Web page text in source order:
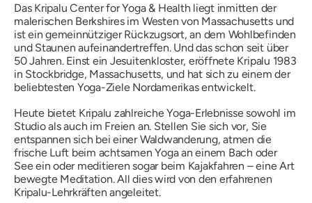
Das Kripalu Center for Yoga & Health liegt inmitten der
malerischen Berkshires im Westen von Massachusetts und
ist ein gemeinnütziger Rückzugsort, an dem Wohlbefinden
und Staunen aufeinandertreffen. Und das schon seit über
50 Jahren. Einst ein Jesuitenkloster, eröffnete Kripalu 1983
in Stockbridge, Massachusetts, und hat sich zu einem der
beliebtesten Yoga-Ziele Nordamerikas entwickelt.
Heute bietet Kripalu zahlreiche Yoga-Erlebnisse sowohl im
Studio als auch im Freien an. Stellen Sie sich vor, Sie
entspannen sich bei einer Waldwanderung, atmen die
frische Luft beim achtsamen Yoga an einem Bach oder
See ein oder meditieren sogar beim Kajakfahren – eine Art
bewegte Meditation. All dies wird von den erfahrenen
Kripalu-Lehrkräften angeleitet.